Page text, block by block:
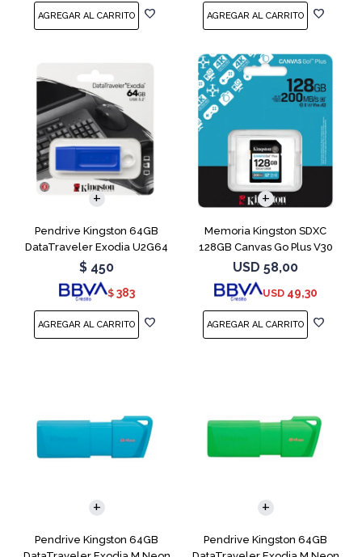
Pendrive Kingston 64GB
DataTraveler Exodia U2G64
Blue
$ 450
$ 383
Memoria Kingston SDXC
128GB Canvas Go Plus V30
USD 58,00
USD 49,30
Pendrive Kingston 64GB
Pendrive Kingston 64GB